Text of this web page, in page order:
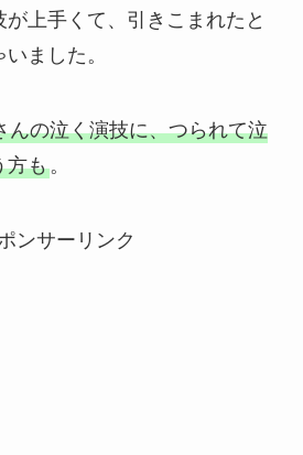
上手くて、引きこまれたと
ました。
んの泣く演技に、つられて泣
方も。
ンサーリンク